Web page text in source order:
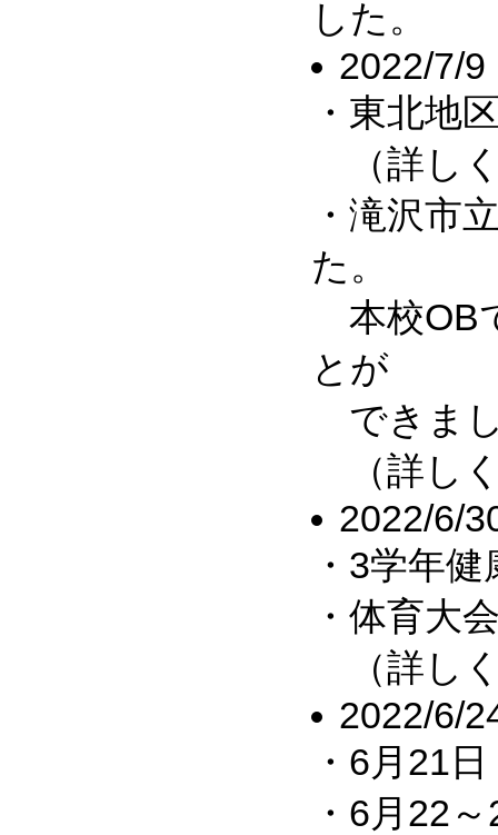
した。
2022/7/9
・東北地
（詳し
・滝沢市
た。
本校OB
とが
できま
（詳し
2022/6/
・3学年
・体育大
（詳し
2022/6/
・6月21
・6月22